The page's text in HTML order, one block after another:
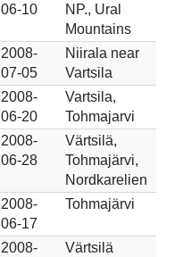
06-10
NP., Ural
Mountains
2008-
07-05
Niirala near
Vartsila
2008-
06-20
Vartsila,
Tohmajarvi
2008-
06-28
Värtsilä,
Tohmajärvi,
Nordkarelien
2008-
06-17
Tohmajärvi
2008-
Värtsilä